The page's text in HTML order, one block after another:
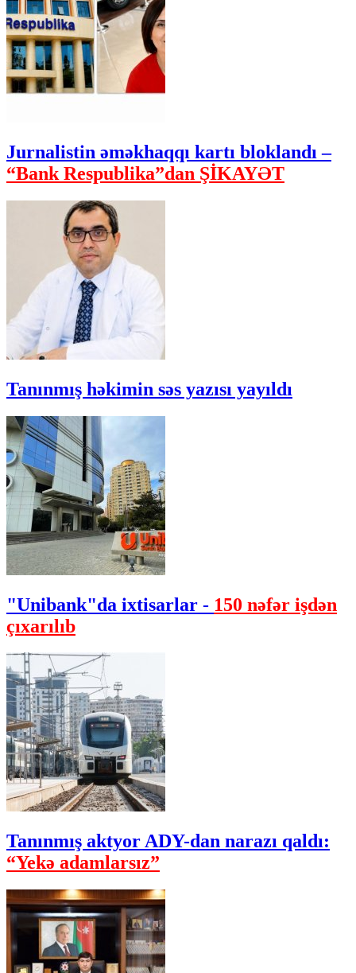
Jurnalistin əməkhaqqı kartı bloklandı –
“Bank Respublika”dan ŞİKAYƏT
Tanınmış həkimin səs yazısı yayıldı
"Unibank"da ixtisarlar - 150 nəfər işdən
çıxarılıb
Tanınmış aktyor ADY-dan narazı qaldı:
“Yekə adamlarsız”